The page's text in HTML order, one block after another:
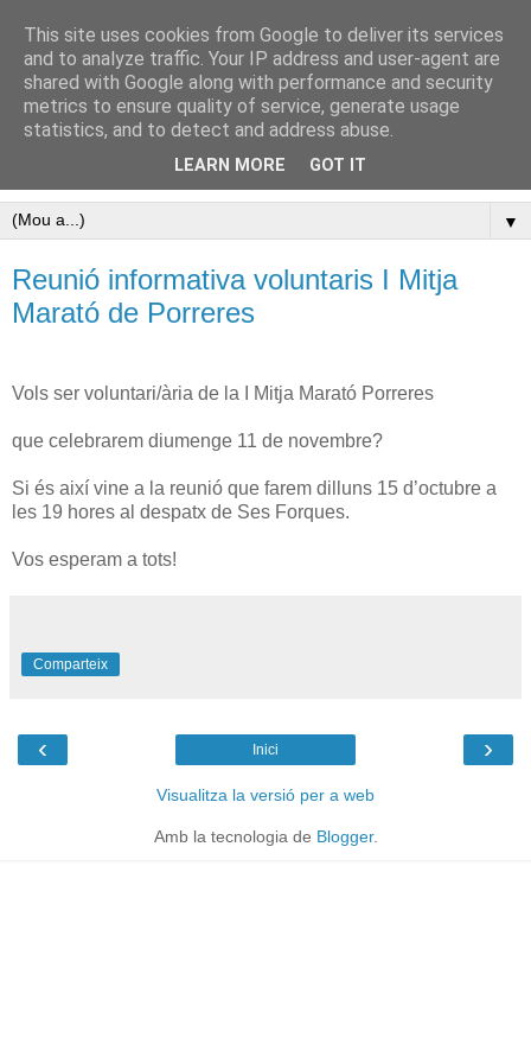
Pàgina oficial del Club
Atletisme Porreres
Disfruta de l’atletisme a Porreres
▼
Reunió informativa voluntaris I Mitja
Marató de Porreres
Vols ser voluntari/ària de la I Mitja Marató Porreres
que celebrarem diumenge 11 de novembre?
Si és així vine a la reunió que farem dilluns 15 d’octubre a
les 19 hores al despatx de Ses Forques.
Vos esperam a tots!
Comparteix
‹ ›
Inici
Visualitza la versió per a web
Amb la tecnologia de Blogger.
This site uses cookies from Google to deliver its services
and to analyze traffic. Your IP address and user-agent are
shared with Google along with performance and security
metrics to ensure quality of service, generate usage
statistics, and to detect and address abuse.
LEARN MORE GOT IT